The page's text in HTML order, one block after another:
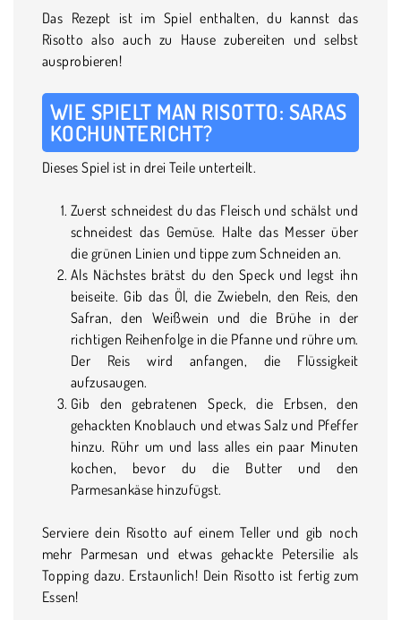
Das Rezept ist im Spiel enthalten, du kannst das
Risotto also auch zu Hause zubereiten und selbst
ausprobieren!
WIE SPIELT MAN RISOTTO: SARAS
KOCHUNTERICHT?
Dieses Spiel ist in drei Teile unterteilt.
Zuerst schneidest du das Fleisch und schälst und
schneidest das Gemüse. Halte das Messer über
die grünen Linien und tippe zum Schneiden an.
Als Nächstes brätst du den Speck und legst ihn
beiseite. Gib das Öl, die Zwiebeln, den Reis, den
Safran, den Weißwein und die Brühe in der
richtigen Reihenfolge in die Pfanne und rühre um.
Der Reis wird anfangen, die Flüssigkeit
aufzusaugen.
Gib den gebratenen Speck, die Erbsen, den
gehackten Knoblauch und etwas Salz und Pfeffer
hinzu. Rühr um und lass alles ein paar Minuten
kochen, bevor du die Butter und den
Parmesankäse hinzufügst.
Serviere dein Risotto auf einem Teller und gib noch
mehr Parmesan und etwas gehackte Petersilie als
Topping dazu. Erstaunlich! Dein Risotto ist fertig zum
Essen!